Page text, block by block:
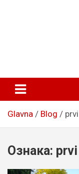
Glavna Blog
Ознака: